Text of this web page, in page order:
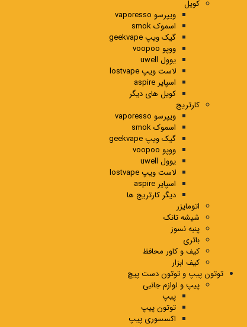
کویل
ویپرسو vaporesso
اسموک smok
گیک ویپ geekvape
ووپو voopoo
یوول uwell
لاست ویپ lostvape
اسپایر aspire
کویل های دیگر
کارتریج
ویپرسو vaporesso
اسموک smok
گیک ویپ geekvape
ووپو voopoo
یوول uwell
لاست ویپ lostvape
اسپایر aspire
دیگر کارتریج ها
اتومایزر
شیشه تانک
پنبه نسوز
باتری
کیف و کاور محافظ
کیف ابزار
توتون پیپ و توتون دست پیچ
پیپ و لوازم جانبی
پیپ
توتون پیپ
اکسسوری پیپ